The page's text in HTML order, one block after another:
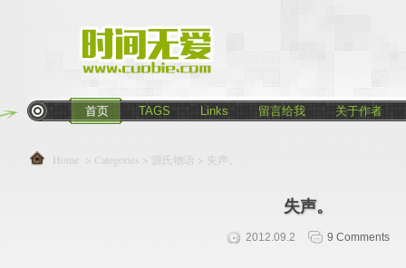
首页 TAGS Links 留言给我 关于作者
Home > Categories > 源氏物语 > 失声。
失声。
2012.09.2 9 Comments